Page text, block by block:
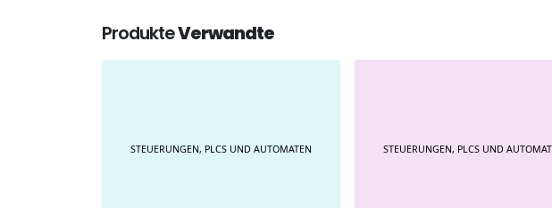
ProdukteVerwandte